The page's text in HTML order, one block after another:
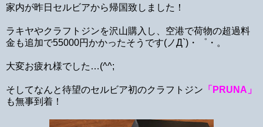
家内が昨日セルビアから帰国致しました！
ラキヤやクラフトジンを沢山購入し、空港で荷物の超過料
金も追加で55000円かかったそうです(ノД`)・゜・。
大変お疲れ様でした…(^^;
そしてなんと待望のセルビア初のクラフトジン 「PRUNA」
も無事到着！